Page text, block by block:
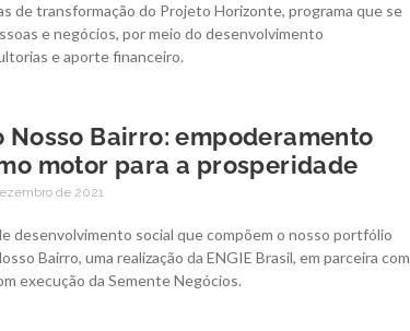
de transformação do Projeto Horizonte, programa que se
e negócios, por meio do desenvolvimento
e aporte financeiro.
Nosso Bairro: empoderamento
motor para a prosperidade
de 2021
desenvolvimento social que compõem o nosso portfólio
Bairro, uma realização da ENGIE Brasil, em parceira com
execução da Semente Negócios.